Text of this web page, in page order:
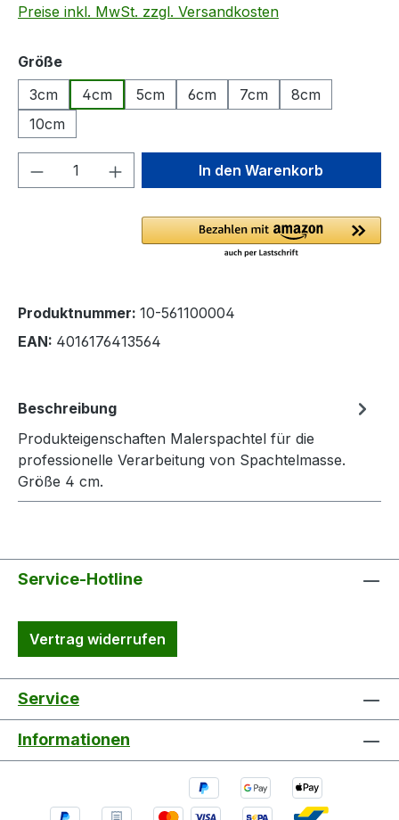
Preise inkl. MwSt. zzgl. Versandkosten
Größeauswählen
3cm
4cm 5cm 6cm 7cm
8cm
10cm
Produkt Anzahl: Gib denIn den Warenkorb
Produktnummer: 10-561100004
EAN: 4016176413564
Beschreibung
Produkteigenschaften Malerspachtel für die
professionelle Verarbeitung von Spachtelmasse.
Größe 4 cm.
Service-Hotline
Vertrag widerrufen
Service
Informationen